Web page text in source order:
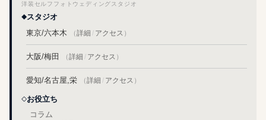
洋装セルフフォトウェディングスタジオ
スタジオ
東京/六本木
（詳細 / アクセス ）
大阪/梅田 （詳細 / アクセス ）
愛知/名古屋,栄 （詳細 / アクセス ）
お役立ち
コラム